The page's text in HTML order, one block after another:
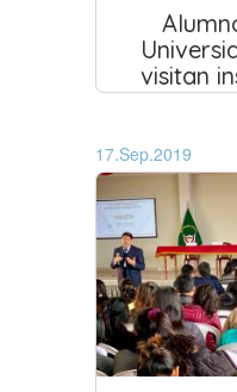
visitan
17.Sep.2019